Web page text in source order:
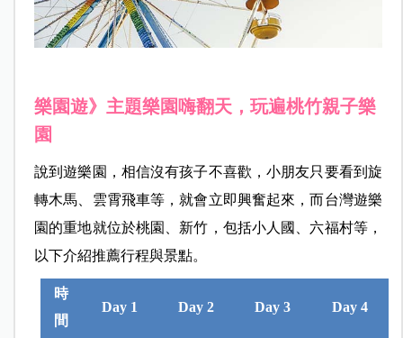
樂園遊》主題樂園嗨翻天，玩遍桃竹親子樂
園
說到遊樂園，相信沒有孩子不喜歡，小朋友只要看到旋
轉木馬、雲霄飛車等，就會立即興奮起來，而台灣遊樂
園的重地就位於桃園、新竹，包括小人國、六福村等，
以下介紹推薦行程與景點。
時
間
Day 1 Day 2 Day 3 Day 4